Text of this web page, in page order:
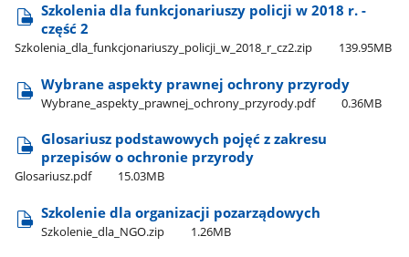
Szkolenia dla funkcjonariuszy policji w 2018 r. -
część 2
Szkolenia​_dla​_funkcjonariuszy​_policji​_w​_2018​_r​_cz2.zip 139.95MB
Wybrane aspekty prawnej ochrony przyrody
Wybrane​_aspekty​_prawnej​_ochrony​_przyrody.pdf 0.36MB
Glosariusz podstawowych pojęć z zakresu
przepisów o ochronie przyrody
Glosariusz.pdf 15.03MB
Szkolenie dla organizacji pozarządowych
Szkolenie​_dla​_NGO.zip 1.26MB